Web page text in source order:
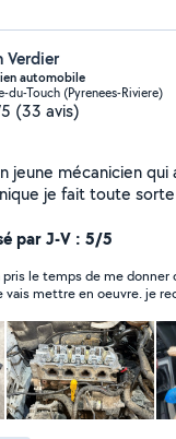
Verdier
automobile
du-Touch (Pyrenees-Riviere)
(33 avis)
jeune mécanicien qui
je fait toute sorte
par J-V : 5/5
pris le temps de me donner
vais mettre en oeuvre. je